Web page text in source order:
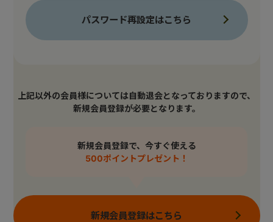
パスワード再設定はこちら
上記以外の会員様については自動退会となっておりますので、
新規会員登録が必要となります。
新規会員登録で、今すぐ使える
500ポイントプレゼント！
新規会員登録はこちら